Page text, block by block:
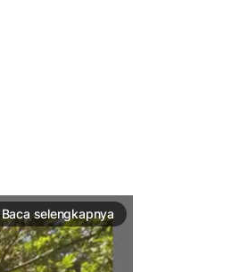
Baca selengkapnya